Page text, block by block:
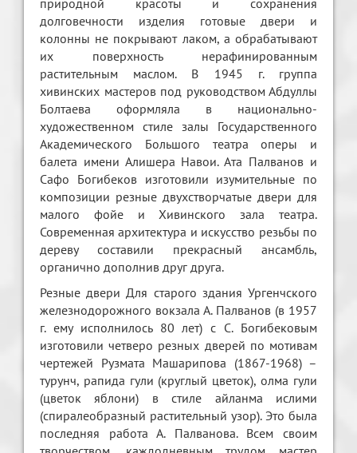
долговечности изделия готовые двери и
колонны не покрывают лаком, а обрабатывают
их поверхность нерафинированным
растительным маслом. В 1945 г. группа
хивинских мастеров под руководством Абдуллы
Болтаева оформляла в национально-
художественном стиле залы Государственного
Академического Большого театра оперы и
балета имени Алишера Навои. Ата Палванов и
Сафо Богибеков изготовили изумительные по
композиции резные двухстворчатые двери для
малого фойе и Хивинского зала театра.
Современная архитектура и искусство резьбы по
дереву составили прекрасный ансамбль,
органично дополнив друг друга.
Резные двери Для старого здания Ургенчского
железнодорожного вокзала А. Палванов (в 1957
г. ему исполнилось 80 лет) с С. Богибековым
изготовили четверо резных дверей по мотивам
чертежей Рузмата Машарипова (1867-1968) –
турунч, рапида гули (круглый цветок), олма гули
(цветок яблони) в стиле айланма ислими
(спиралеобразный растительный узор). Это была
последняя работа А. Палванова. Всем своим